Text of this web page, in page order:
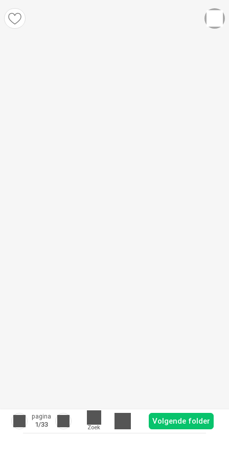
pagina
1/33 Zoek
Volgende folder